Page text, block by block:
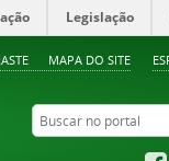
MAPA DO SITE
Legislação
Buscar no portal